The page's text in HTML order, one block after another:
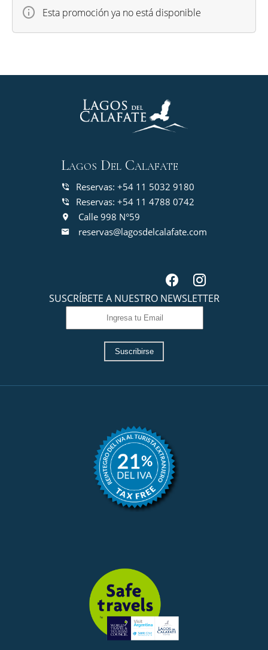
Esta promoción ya no está disponible
Lagos Del Calafate
Reservas: +54 11 5032 9180
Reservas: +54 11 4788 0742
Calle 998 N°59
reservas@lagosdelcalafate.com
SUSCRÍBETE A NUESTRO NEWSLETTER
Suscribirse